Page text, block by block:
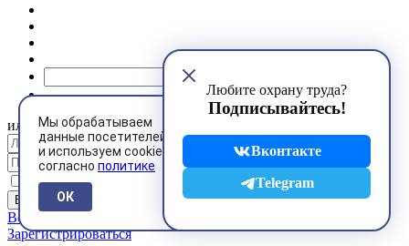
Мы обрабатываем
данные посетителей
и используем cookies
согласно политике
ОК
Любите охрану труда?
Подписывайтесь!
Вконтакте
Telegram
или
Запомнить меня
Восстановить пароль
Зарегистрироваться